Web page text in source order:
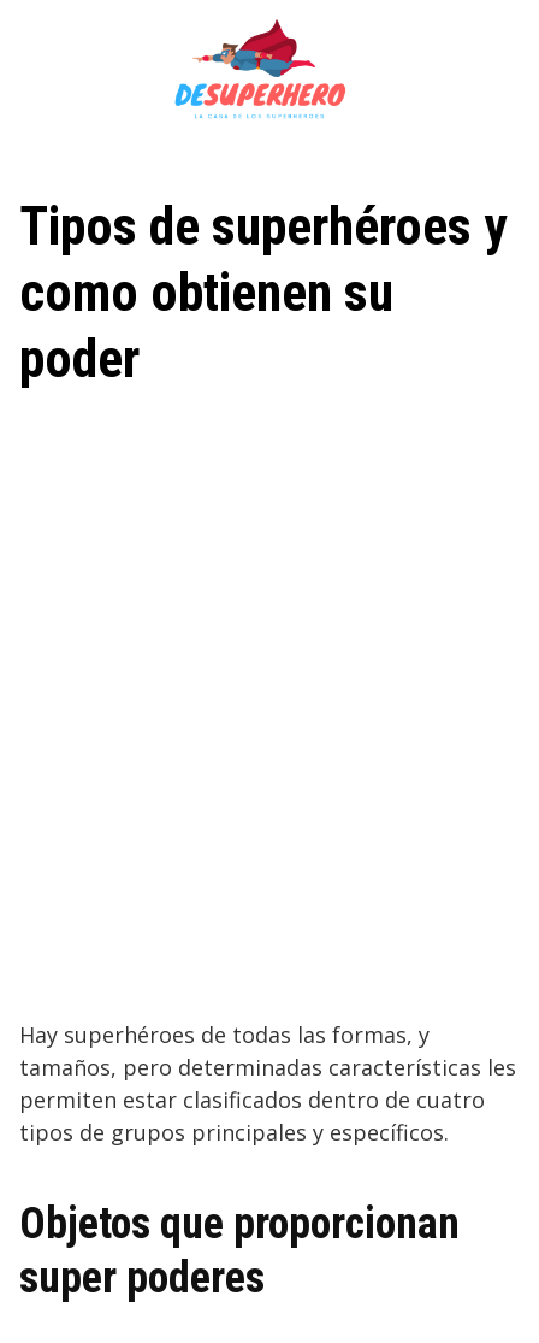
Tipos de superhéroes y
como obtienen su
poder
Hay superhéroes de todas las formas, y
tamaños, pero determinadas características les
permiten estar clasificados dentro de cuatro
tipos de grupos principales y específicos.
Objetos que proporcionan
super poderes